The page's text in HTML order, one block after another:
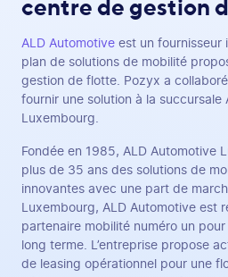
centre de gestion
ALD Automotive est un fournisseur
plan de solutions de mobilité
gestion de flotte. Pozyx a
fournir une solution à la succursale
Luxembourg.
Fondée en 1985, ALD Automotive
plus de 35 ans des solutions de
innovantes avec une part de
Luxembourg, ALD Automotive est
partenaire mobilité numéro un
long terme. L’entreprise propose
de leasing opérationnel pour une